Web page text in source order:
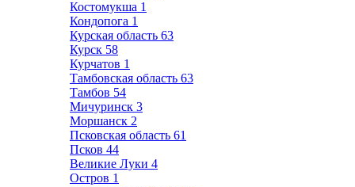
Костомукша 1
Кондопога 1
Курская область 63
Курск 58
Курчатов 1
Тамбовская область 63
Тамбов 54
Мичуринск 3
Моршанск 2
Псковская область 61
Псков 44
Великие Луки 4
Остров 1